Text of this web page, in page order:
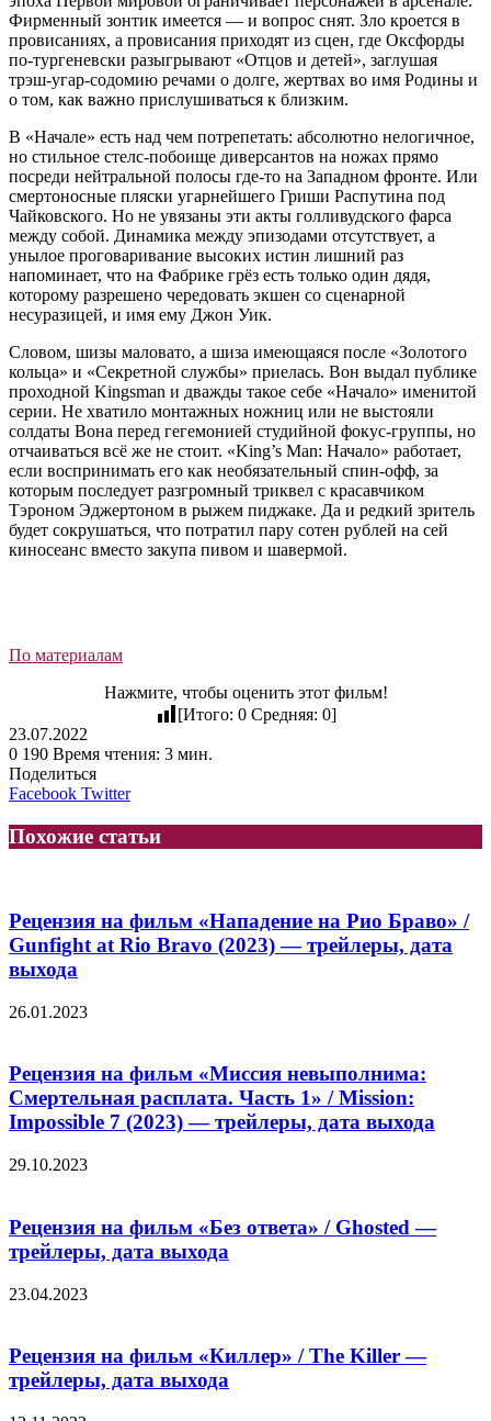
Фирменный зонтик имеется — и вопрос снят. Зло кроется в
провисаниях, а провисания приходят из сцен, где Оксфорды
по-тургеневски разыгрывают «Отцов и детей», заглушая
трэш-угар-содомию речами о долге, жертвах во имя Родины и
о том, как важно прислушиваться к близким.
В «Начале» есть над чем потрепетать: абсолютно нелогичное,
но стильное стелс-побоище диверсантов на ножах прямо
посреди нейтральной полосы где-то на Западном фронте. Или
смертоносные пляски угарнейшего Гриши Распутина под
Чайковского. Но не увязаны эти акты голливудского фарса
между собой. Динамика между эпизодами отсутствует, а
унылое проговаривание высоких истин лишний раз
напоминает, что на Фабрике грёз есть только один дядя,
которому разрешено чередовать экшен со сценарной
несуразицей, и имя ему Джон Уик.
Словом, шизы маловато, а шиза имеющаяся после «Золотого
кольца» и «Секретной службы» приелась. Вон выдал публике
проходной Kingsman и дважды такое себе «Начало» именитой
серии. Не хватило монтажных ножниц или не выстояли
солдаты Вона перед гегемонией студийной фокус-группы, но
отчаиваться всё же не стоит. «King’s Man: Начало» работает,
если воспринимать его как необязательный спин-офф, за
которым последует разгромный триквел с красавчиком
Тэроном Эджертоном в рыжем пиджаке. Да и редкий зритель
будет сокрушаться, что потратил пару сотен рублей на сей
киносеанс вместо закупа пивом и шавермой.
По материалам
Нажмите, чтобы оценить этот фильм!
[Итого: 0Средняя: 0]
23.07.2022
0 190 Время чтения: 3 мин.
Поделиться
Facebook TwitterLinkedIn
Tumblr
Reddit
Вконтакте
Одноклассники
Skype
Messenger
Messenger
WhatsApp
Telegram
Viber
Line
Похожие статьи
Рецензия на фильм «Нападение на Рио Браво» /
Gunfight at Rio Bravo (2023) — трейлеры, дата
выхода
26.01.2023
Рецензия на фильм «Миссия невыполнима:
Смертельная расплата. Часть 1» / Mission:
Impossible 7 (2023) — трейлеры, дата выхода
29.10.2023
Рецензия на фильм «Без ответа» / Ghosted —
трейлеры, дата выхода
23.04.2023
Рецензия на фильм «Киллер» / The Killer —
трейлеры, дата выхода